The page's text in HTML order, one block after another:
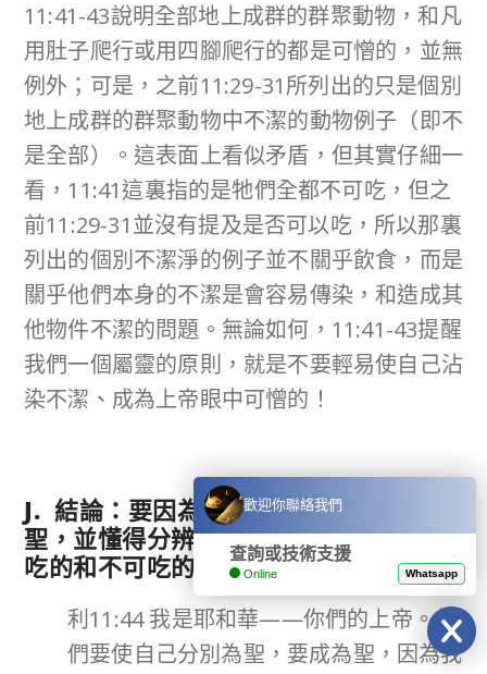
11:41-43說明全部地上成群的群聚動物，和凡
用肚子爬行或用四腳爬行的都是可憎的，並無
例外；可是，之前11:29-31所列出的只是個別
地上成群的群聚動物中不潔的動物例子（即不
是全部）。這表面上看似矛盾，但其實仔細一
看，11:41這裏指的是牠們全都不可吃，但之
前11:29-31並沒有提及是否可以吃，所以那裏
列出的個別不潔淨的例子並不關乎飲食，而是
關乎他們本身的不潔是會容易傳染，和造成其
他物件不潔的問題。無論如何，11:41-43提醒
我們一個屬靈的原則，就是不要輕易使自己沾
染不潔、成為上帝眼中可憎的！
J. 結論：要因為耶和華上帝而分別為
聖，並懂得分辨潔淨的和不潔淨的、可
吃的和不可吃的（
11:44-47）
利11:44 我是耶和華——你們的上帝。你
們要使自己分別為聖，要成為聖，因為我
歡迎你聯絡我們
查詢或技術支援
Online Whatsapp